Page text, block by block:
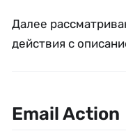
Далее
действия c
Email Action